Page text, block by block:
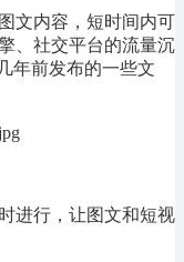
文内容，短时间内可
、社交平台的流量沉
年前发布的一些文
进行，让图文和短视